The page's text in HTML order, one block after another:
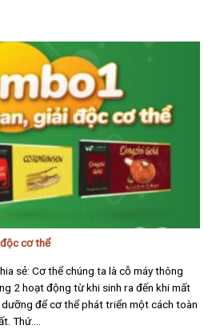
cơ thể
sẻ: Cơ thể chúng ta là cỗ máy thông
2 hoạt động từ khi sinh ra đến khi mất
để cơ thể phát triển một cách toàn
Thứ....